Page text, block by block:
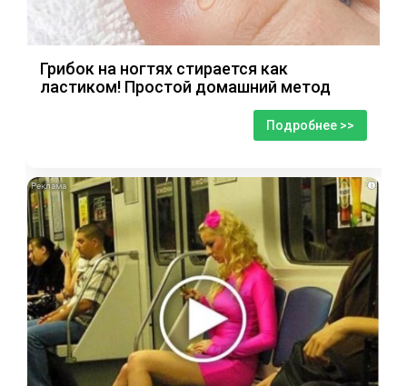
Грибок на ногтях стирается как
ластиком! Простой домашний метод
Подробнее >>
i